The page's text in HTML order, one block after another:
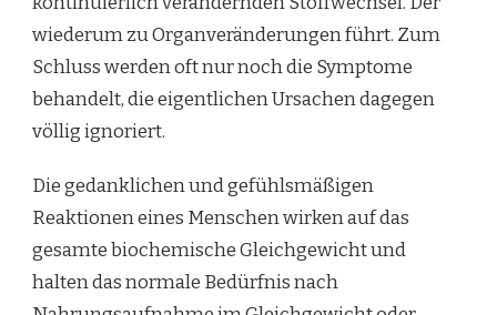
wiederum zu Organveränderungen führt. Zum
Schluss werden oft nur noch die Symptome
behandelt, die eigentlichen Ursachen dagegen
völlig ignoriert.
Die gedanklichen und gefühlsmäßigen
Reaktionen eines Menschen wirken auf das
gesamte biochemische Gleichgewicht und
halten das normale Bedürfnis nach